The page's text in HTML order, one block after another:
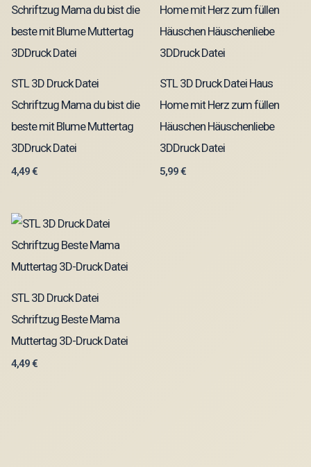
STL 3D Druck Datei
Schriftzug Mama du bist die
beste mit Blume Muttertag
3DDruck Datei
4,49€
STL 3D Druck Datei Haus
Home mit Herz zum füllen
Häuschen Häuschenliebe
3DDruck Datei
5,99€
STL 3D Druck Datei
Schriftzug Beste Mama
Muttertag 3D-Druck Datei
4,49€